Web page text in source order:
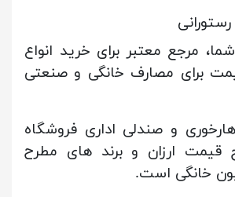
مرجع معتبر برای خرید انواع
برای مصارف خانگی و صنعتی
و صندلی اداری فروشگاه
قیمت ارزان و برند های مطرح
خانگی است.